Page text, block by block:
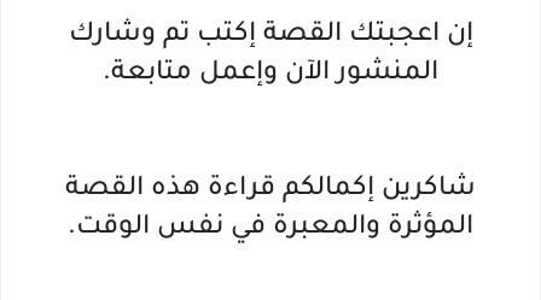
إن اعجبتك القصة إكتب تم وشارك
المنشور الآن وإعمل متابعة.
شاكرين إكمالكم قراءة هذه القصة
المؤثرة والمعبرة في نفس الوقت.